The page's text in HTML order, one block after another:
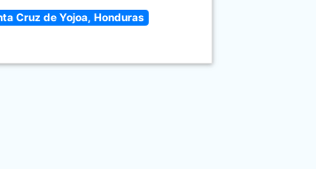
Cruz de Yojoa, Honduras